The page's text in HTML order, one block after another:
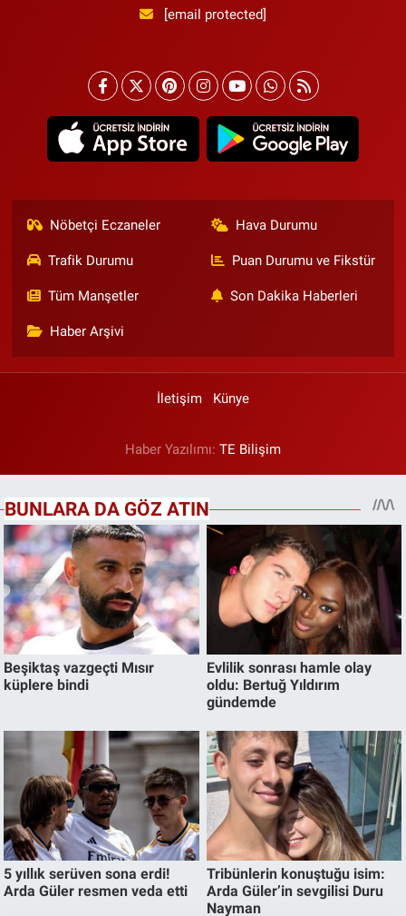
[email protected]
Nöbetçi Eczaneler Hava Durumu
Trafik Durumu Puan Durumu ve Fikstür
Tüm Manşetler Son Dakika Haberleri
Haber Arşivi
İletişim Künye
Haber Yazılımı: TE Bilişim